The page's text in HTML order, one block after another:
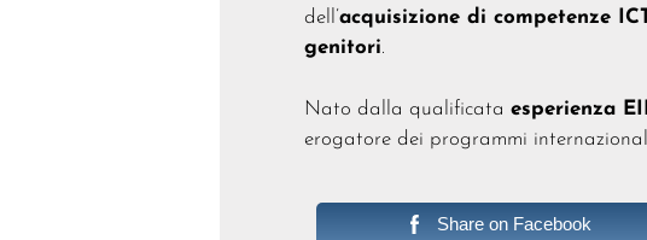
dell’acquisizione di competenze
genitori.
Nato dalla qualificata esperienza
erogatore dei programmi
Share on Facebook